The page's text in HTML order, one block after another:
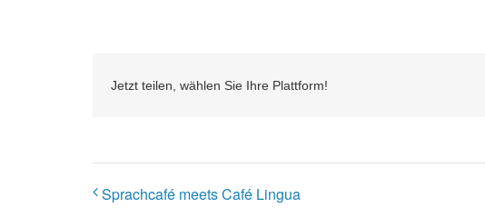
Jetzt teilen, wählen Sie Ihre Plattform!
Sprachcafé meets Café Lingua